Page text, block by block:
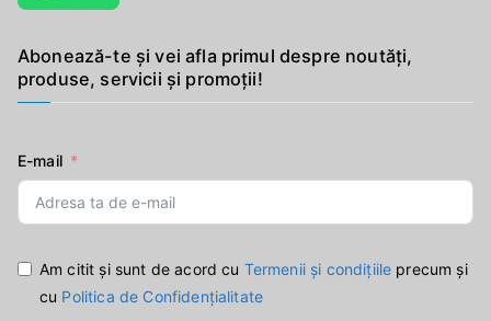
Abonează-te și vei afla primul despre noutăți,
produse, servicii și promoții!
E-mail
Am citit și sunt de acord cu Termenii și condițiile precum și
cu Politica de Confidențialitate